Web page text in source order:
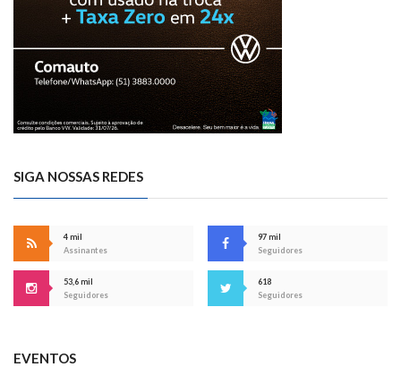
SIGA NOSSAS REDES
4 mil
Assinantes
97 mil
Seguidores
53,6 mil
Seguidores
618
Seguidores
EVENTOS